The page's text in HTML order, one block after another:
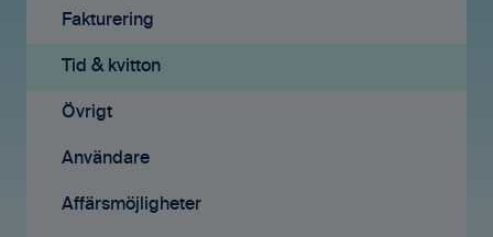
Tid & Kvitton
Projekt
Fakturering (ny)
Kontakter
Avtal
Licenser
Tid & Kvitton
Projekt
Uppgifter
Fakturering
Fakturering
Tid & kvitton
Övrigt
Användare
Affärsmöjligheter